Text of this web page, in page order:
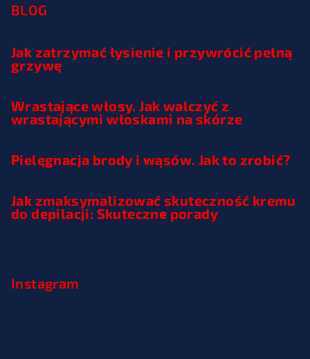
BLOG
Jak zatrzymać łysienie i przywrócić pełną
grzywę
Wrastające włosy. Jak walczyć z
wrastającymi włoskami na skórze
Pielęgnacja brody i wąsów. Jak to zrobić?
Jak zmaksymalizować skuteczność kremu
do depilacji: Skuteczne porady
Instagram